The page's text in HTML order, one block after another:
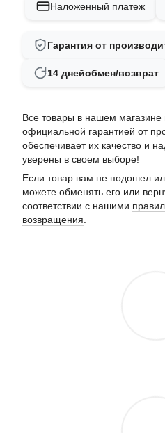
Наложенный платеж
Гарантия от
14 днейобмен/возврат
Все товары в нашем магазине
официальной гарантией от
обеспечивает их качество и
уверены в своем выборе!
Если товар вам не подошел
можете обменять его или
соответствии с нашими
возвращения